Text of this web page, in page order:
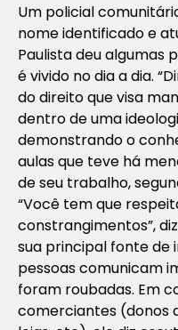
Um policial
nome identificado e
Paulista deu algumas
é vivido no dia a dia.
do direito que visa
dentro de uma
demonstrando o
aulas que teve há
de seu trabalho,
“Você tem que
constrangimentos”,
sua principal fonte de
pessoas comunicam
foram roubadas. Em
comerciantes (donos